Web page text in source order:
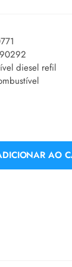
diesel refil
AO